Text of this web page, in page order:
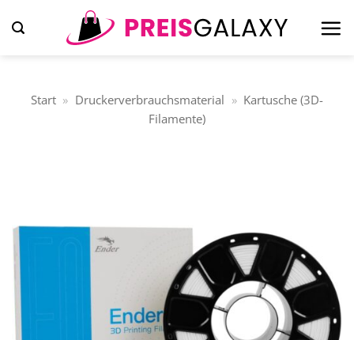
Inhalt
Start » Druckerverbrauchsmaterial » Kartusche (3D-
Filamente)